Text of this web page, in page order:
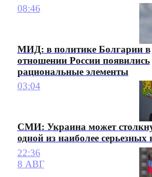
08:46
МИД: в политике Болгарии в
отношении России появились
рациональные элементы
03:04
СМИ: Украина может
одной из наиболее серьезных
22:36
8 АВГ